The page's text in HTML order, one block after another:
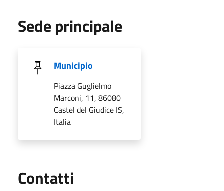
Sede principale
Municipio
Piazza Guglielmo
Marconi, 11, 86080
Castel del Giudice IS,
Italia
Contatti